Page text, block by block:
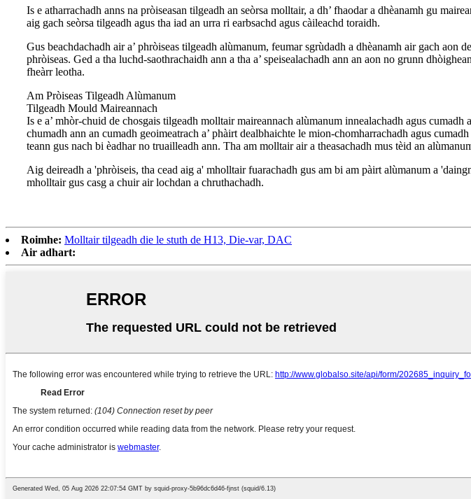
Is e atharrachadh anns na pròiseasan tilgeadh an seòrsa molltair, a dh’ fhaodar a dhèanamh gu
aig gach seòrsa tilgeadh agus tha iad an urra ri earbsachd agus càileachd toraidh.
Gus beachdachadh air a’ phròiseas tilgeadh alùmanum, feumar sgrùdadh a dhèanamh air gach
phròiseas. Ged a tha luchd-saothrachaidh ann a tha a’ speisealachadh ann an aon no grunn
fheàrr leotha.
Am Pròiseas Tilgeadh Alùmanum
Tilgeadh Mould Maireannach
Is e a’ mhòr-chuid de chosgais tilgeadh molltair maireannach alùmanum innealachadh agus
chumadh ann an cumadh geoimeatrach a’ phàirt dealbhaichte le mion-chomharrachadh agus
teann gus nach bi èadhar no truailleadh ann. Tha am molltair air a theasachadh mus tèid an
Aig deireadh a 'phròiseis, tha cead aig a' mholltair fuarachadh gus am bi am pàirt alùmanum a
mholltair gus casg a chuir air lochdan a chruthachadh.
Roimhe: Molltair tilgeadh die le stuth de H13, Die-var, DAC
Air adhart: